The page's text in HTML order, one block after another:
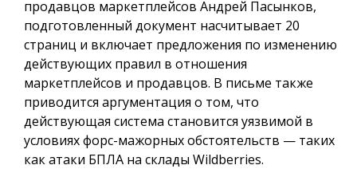
продавцов маркетплейсов Андрей Пасынков,
подготовленный документ насчитывает 20
страниц и включает предложения по изменению
действующих правил в отношения
маркетплейсов и продавцов. В письме также
приводится аргументация о том, что
действующая система становится уязвимой в
условиях форс-мажорных обстоятельств — таких
как атаки БПЛА на склады Wildberries.